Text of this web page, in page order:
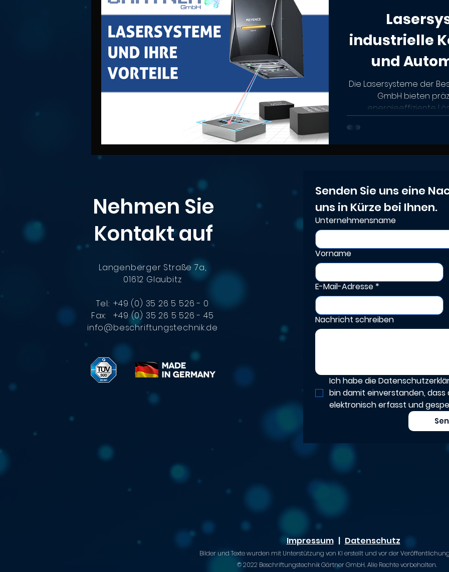
industrielle
und
Die Lasersysteme der
GmbH bieten
energieeffiziente
für zahlreiche
Medizintechnik oder
flexibel in bestehende
optimalem Einsatz der
Nehmen Sie
Kontakt auf
Langenberger Straße 7a,
01612 Glaubitz
Tel.: +49 (0) 35 26 5 526 - 0
Fax: +49 (0) 35 26 5 526 - 45
info@beschriftungstechnik.de
Senden Sie uns eine
uns in Kürze bei Ihnen.
Unternehmensname
Vorname
E-Mail-Adresse *
Nachricht schreiben
Ich habe die
bin damit einverstanden,
elektronisch erfasst und
Impressum| Datenschutz
Bilder und Texte wurden mit Unterstützung von KI erstellt und vor der
© 2022 Beschriftungstechnik Gärtner GmbH. Alle Rechte vorbehalten.